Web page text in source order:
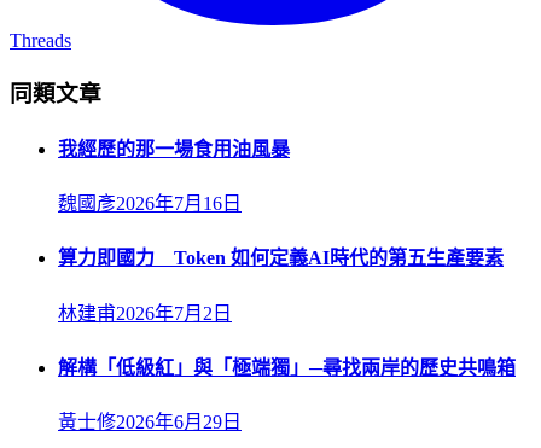
Threads
同類文章
我經歷的那一場食用油風暴
魏國彥2026年7月16日
算力即國力 Token 如何定義AI時代的第五生產要素
林建甫2026年7月2日
解構「低級紅」與「極端獨」─尋找兩岸的歷史共鳴箱
黃士修2026年6月29日